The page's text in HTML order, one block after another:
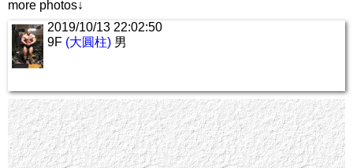
more photos↓
2019/10/13 22:02:50
9F (大圓柱) 男